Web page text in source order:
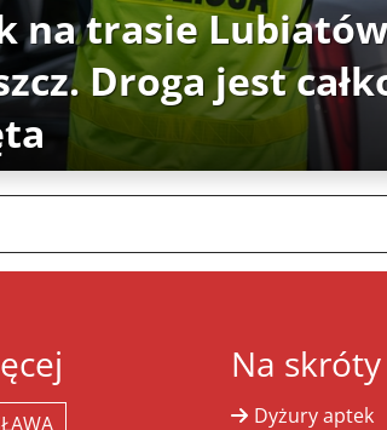
na trasie
Droga jest
Na skróty
Dyżury aptek